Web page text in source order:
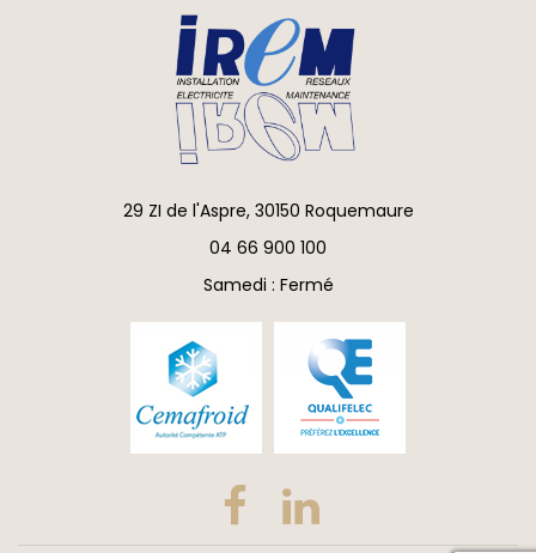
29 ZI de l'Aspre, 30150 Roquemaure
04 66 900 100
Samedi : Fermé